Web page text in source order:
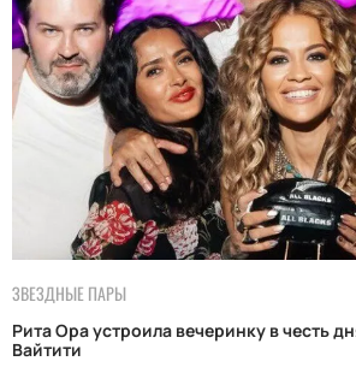
ЗВЕЗДНЫЕ ПАРЫ
Рита Ора устроила вечеринку в честь
Вайтити